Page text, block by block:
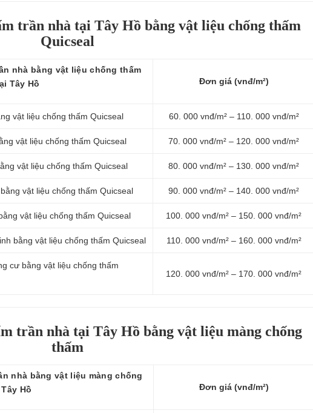
trần nhà tại Tây Hồ bằng vật liệu chống thấm
Quicseal
nhà bằng vật liệu chống thấm
Tây Hồ
Đơn giá (vnđ/m²)
vật liệu chống thấm Quicseal 60. 000 vnđ/m² – 110. 000 vnđ/m²
vật liệu chống thấm Quicseal 70. 000 vnđ/m² – 120. 000 vnđ/m²
vật liệu chống thấm Quicseal 80. 000 vnđ/m² – 130. 000 vnđ/m²
vật liệu chống thấm Quicseal 90. 000 vnđ/m² – 140. 000 vnđ/m²
vật liệu chống thấm Quicseal 100. 000 vnđ/m² – 150. 000 vnđ/m²
bằng vật liệu chống thấm Quicseal 110. 000 vnđ/m² – 160. 000 vnđ/m²
cư bằng vật liệu chống thấm
120. 000 vnđ/m² – 170. 000 vnđ/m²
trần nhà tại Tây Hồ bằng vật liệu màng chống
thấm
nhà bằng vật liệu màng chống
Hồ
Đơn giá (vnđ/m²)